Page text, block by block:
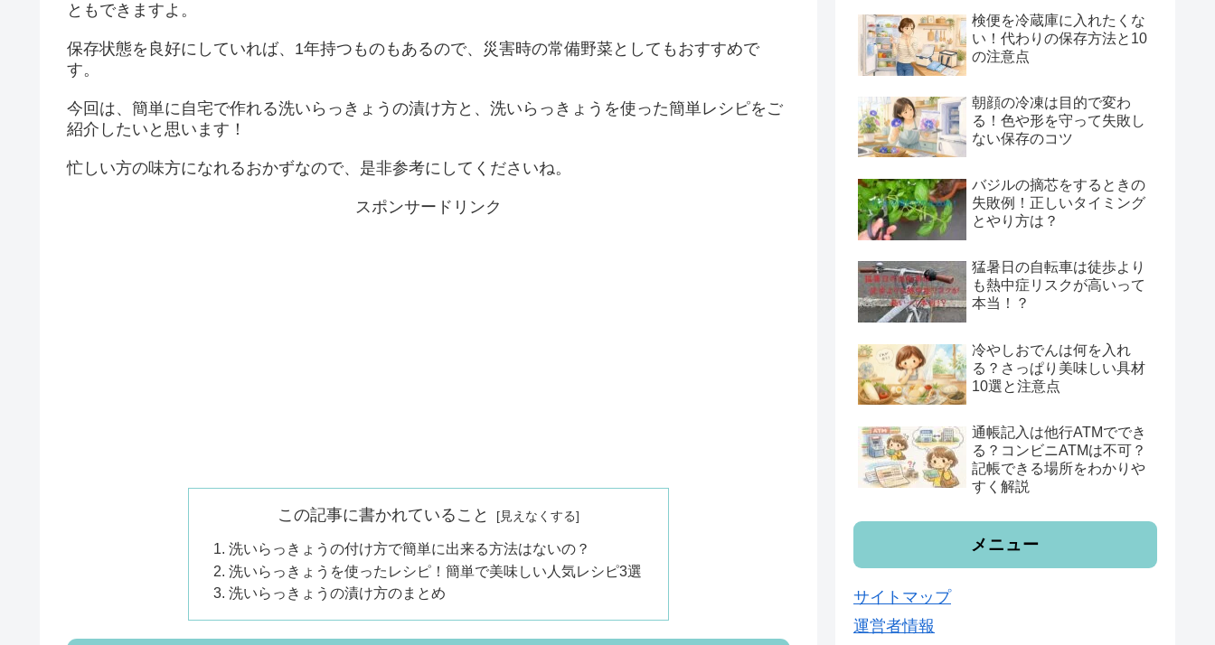
ともできますよ。
保存状態を良好にしていれば、1年持つものもあるので、災害時の常備野菜としてもおすすめで
す。
今回は、簡単に自宅で作れる洗いらっきょうの漬け方と、洗いらっきょうを使った簡単レシピをご
紹介したいと思います！
忙しい方の味方になれるおかずなので、是非参考にしてくださいね。
スポンサードリンク
この記事に書かれていること
洗いらっきょうの付け方で簡単に出来る方法はないの？
洗いらっきょうを使ったレシピ！簡単で美味しい人気レシピ3選
洗いらっきょうの漬け方のまとめ
検便を冷蔵庫に入れたくな
い！代わりの保存方法と10
の注意点
朝顔の冷凍は目的で変わ
る！色や形を守って失敗し
ない保存のコツ
バジルの摘芯をするときの
失敗例！正しいタイミング
とやり方は？
猛暑日の自転車は徒歩より
も熱中症リスクが高いって
本当！？
冷やしおでんは何を入れ
る？さっぱり美味しい具材
10選と注意点
通帳記入は他行ATMででき
る？コンビニATMは不可？
記帳できる場所をわかりや
すく解説
メニュー
サイトマップ
運営者情報